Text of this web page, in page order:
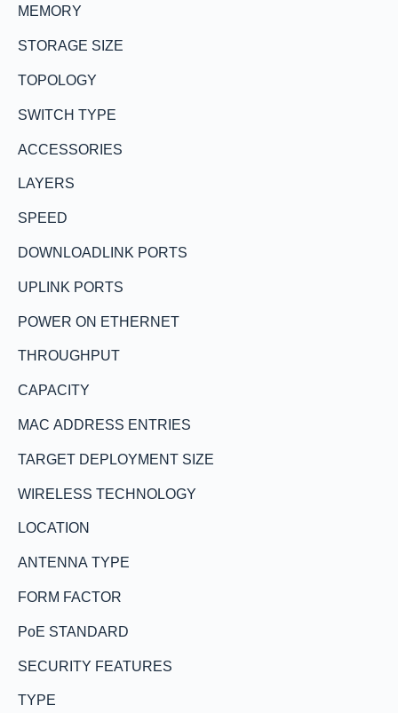
MEMORY
STORAGE SIZE
TOPOLOGY
SWITCH TYPE
ACCESSORIES
LAYERS
SPEED
DOWNLOADLINK PORTS
UPLINK PORTS
POWER ON ETHERNET
THROUGHPUT
CAPACITY
MAC ADDRESS ENTRIES
TARGET DEPLOYMENT SIZE
WIRELESS TECHNOLOGY
LOCATION
ANTENNA TYPE
FORM FACTOR
PoE STANDARD
SECURITY FEATURES
TYPE